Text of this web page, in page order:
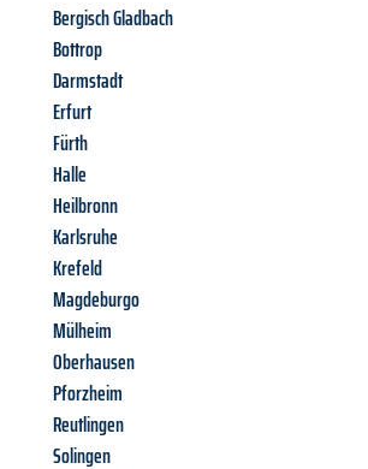
Bergisch Gladbach
Bottrop
Darmstadt
Erfurt
Fürth
Halle
Heilbronn
Karlsruhe
Krefeld
Magdeburgo
Mülheim
Oberhausen
Pforzheim
Reutlingen
Solingen